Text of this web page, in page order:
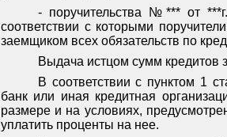
- поручительства №*** от
соответствии с которыми
заемщиком всех обязательств по
Выдача истцом сумм кредитов
В соответствии с пунктом 1
банк или иная кредитная
размере и на условиях,
уплатить проценты на нее.